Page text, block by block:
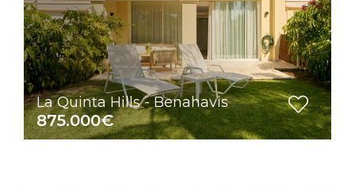
La Quinta Hills - Benahavis
875.000€